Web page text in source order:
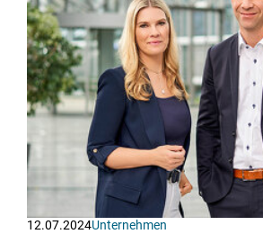
12.07.2024Unternehmen